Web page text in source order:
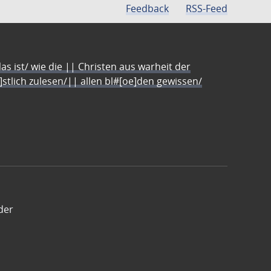
Feedback RSS-Feed
ist/ wie die || Christen aus warheit der
zulesen/|| allen bl#[oe]den gewissen/